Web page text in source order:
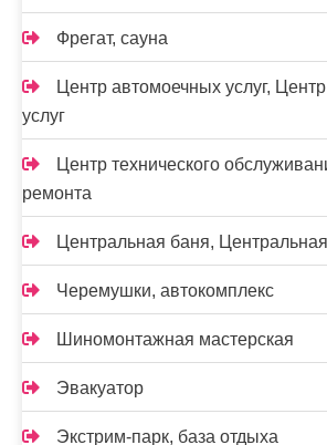
Фрегат, сауна
Центр автомоечных услуг,
услуг
Центр технического
ремонта
Центральная баня,
Черемушки, автокомплекс
Шиномонтажная мастерская
Эвакуатор
Экстрим-парк, база отдыха